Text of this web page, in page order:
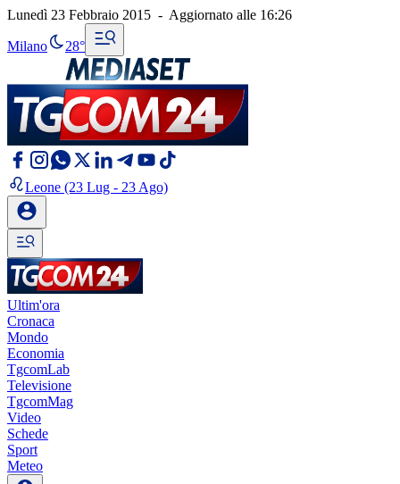
Lunedì 23 Febbraio 2015 - Aggiornato alle 16:26
Milano 28°
Leone (23 Lug - 23 Ago)
Ultim'ora
Cronaca
Mondo
Economia
TgcomLab
Televisione
TgcomMag
Video
Schede
Sport
Meteo